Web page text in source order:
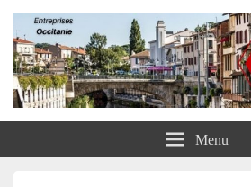
Entreprises Occitanie
Menu